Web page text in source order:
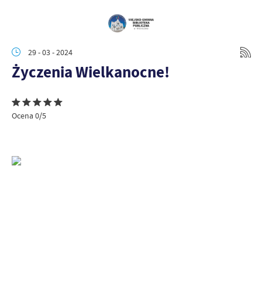
29 - 03 - 2024
Życzenia Wielkanocne!
Ocena 0/5